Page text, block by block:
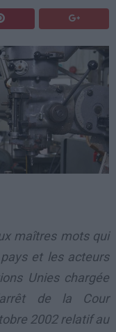
maîtres mots qui
et les acteurs
Unies chargée
de la Cour
2002 relatif au